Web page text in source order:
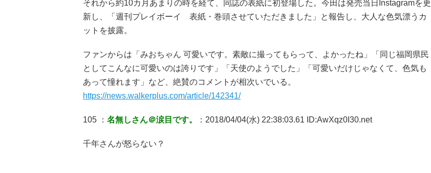
それから約10カ月あまりの時を経て、同誌の表紙に初登場した。今田は発売当日Instagramを更
新し、「週刊プレイボーイ 表紙・巻頭させていただきました」と報告し、大人な色気漂うカ
ットを披露。
ファンからは「みおちゃん 可愛いです。素敵に撮ってもらって、よかったね」「同じ福岡県民
としてこんなに可愛いのは誇りです」「天使のようでした」「可愛いだけじゃなくて、色気も
あって憧れます」など、絶賛のコメントが相次いでいる。
https://news.walkerplus.com/article/142341/
105 ： 名無しさん＠涙目です。 ：2018/04/04(水) 22:38:03.61 ID:AwXqz0I30.net
千年さんが怒らない？